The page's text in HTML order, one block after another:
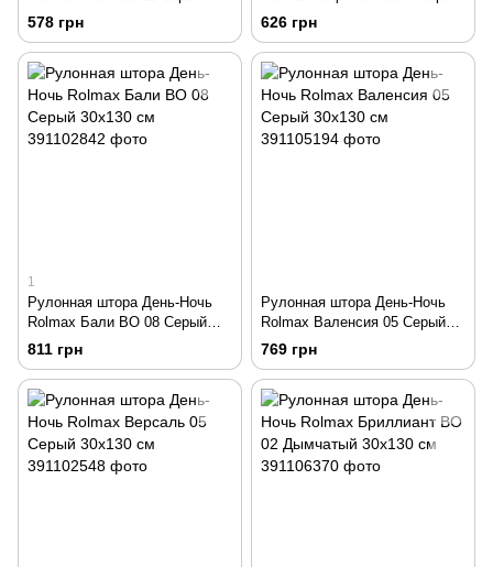
30х130 см
578 грн
меланж 30х130 см
626 грн
1
Рулонная штора День-Ночь
Rolmax Бали ВО 08 Серый
30х130 см
811 грн
Рулонная штора День-Ночь
Rolmax Валенсия 05 Серый
30х130 см
769 грн